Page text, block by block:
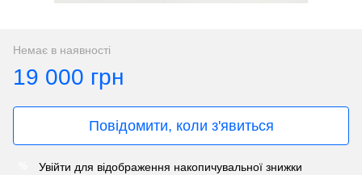
Немає в наявності
19 000 грн
Повідомити, коли з'явиться
Увійти для відображення накопичувальної знижки